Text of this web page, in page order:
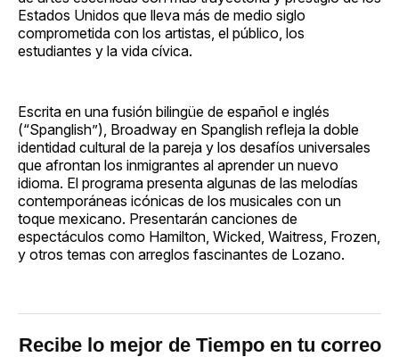
Estados Unidos que lleva más de medio siglo
comprometida con los artistas, el público, los
estudiantes y la vida cívica.
Escrita en una fusión bilingüe de español e inglés
(“Spanglish”), Broadway en Spanglish refleja la doble
identidad cultural de la pareja y los desafíos universales
que afrontan los inmigrantes al aprender un nuevo
idioma. El programa presenta algunas de las melodías
contemporáneas icónicas de los musicales con un
toque mexicano. Presentarán canciones de
espectáculos como Hamilton, Wicked, Waitress, Frozen,
y otros temas con arreglos fascinantes de Lozano.
Recibe lo mejor de Tiempo en tu correo